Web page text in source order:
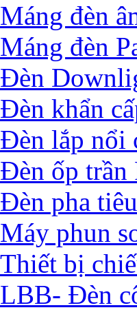
Máng đèn
Máng đèn
Đèn
Đèn khẩn
Đèn lắp nổi
Đèn ốp trần
Đèn pha
Máy phun
Thiết bị
LBB- Đèn